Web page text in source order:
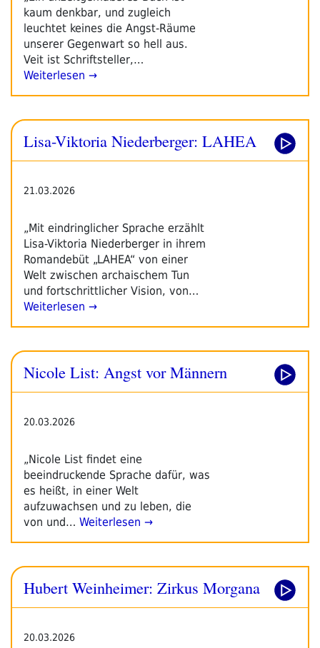
kaum denkbar, und zugleich
leuchtet keines die Angst-Räume
unserer Gegenwart so hell aus.
Veit ist Schriftsteller,…
Weiterlesen →
Lisa-Viktoria Niederberger: LAHEA
21.03.2026
„Mit eindringlicher Sprache erzählt
Lisa-Viktoria Niederberger in ihrem
Romandebüt „LAHEA“ von einer
Welt zwischen archaischem Tun
und fortschrittlicher Vision, von…
Weiterlesen →
Nicole List: Angst vor Männern
20.03.2026
„Nicole List findet eine
beeindruckende Sprache dafür, was
es heißt, in einer Welt
aufzuwachsen und zu leben, die
von und… Weiterlesen →
Hubert Weinheimer: Zirkus Morgana
20.03.2026